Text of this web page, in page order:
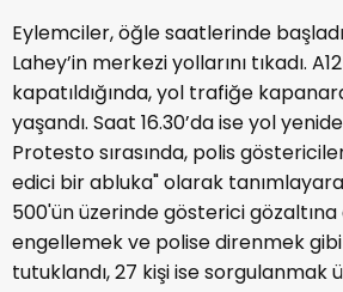
Eylemciler, öğle saatlerinde
Lahey’in merkezi yollarını tıkadı.
kapatıldığında, yol trafiğe
yaşandı. Saat 16.30’da ise yol
Protesto sırasında, polis
edici bir abluka" olarak
500'ün üzerinde gösterici gözaltına
engellemek ve polise direnmek
tutuklandı, 27 kişi ise sorgulanmak